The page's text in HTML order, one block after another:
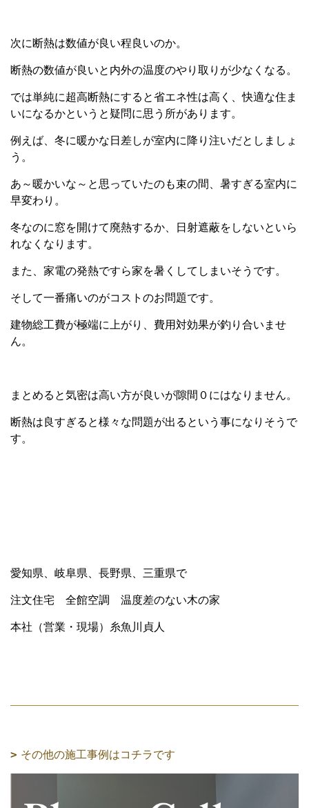
次に断熱は数値が良い程良いのか。
断熱の数値が良いと内外の温度のやり取りが少なくなる。
では単純に超高断熱にすると省エネ性は高く、快適な住ま
いになるかというと疑問に思う所があります。
例えば、冬に暖かな日差しが室内に降り注いだとしましょ
う。
あ～暖かいな～と思っていたのも束の間、暑すぎる室内に
早変わり。
冬なのに窓を開けて廃熱するか、日射遮蔽をしないといら
れなくなります。
また、家電の発熱ですら家を暑くしてしまいそうです。
そして一番痛いのがコストのお問題です。
建物総工費が極端に上がり、費用対効果が釣り合いませ
ん。
まとめると気密は高い方が良いが隙間０にはなりません。
断熱は良すぎると様々な問題が出るという事になりそうで
す。
愛知県、岐阜県、長野県、三重県で
注文住宅 全館空調 温度差のない木の家
本社（営業・現場）糸魚川貞人
その他の施工事例はコチラです